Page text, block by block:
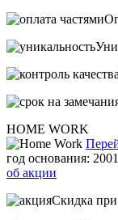
HOME WORK
год основания: 2001
об акции
Скидка при